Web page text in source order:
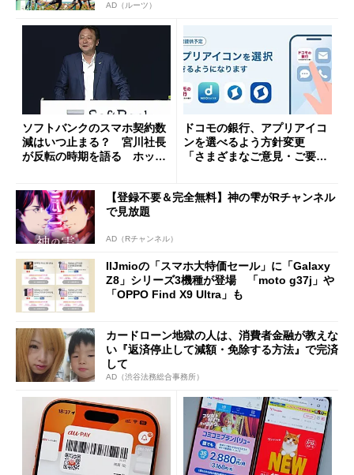
AD（ルーツ）
ソフトバンクのスマホ契約数
減はいつ止まる？ 宮川社長
が反転の時期を語る ホッピ
ドコモの銀行、アプリアイコ
ンを選べるよう方針変更
「さまざまなご意見・ご要望
【登録不要＆完全無料】神の雫がRチャンネル
で見放題
AD（Rチャンネル）
IIJmioの「スマホ大特価セール」に「Galaxy
Z8」シリーズ3機種が登場 「moto g37j」や
「OPPO Find X9 Ultra」も
カードローン地獄の人は、消費者金融が教えな
い『返済停止して減額・免除する方法』で完済
して
AD（渋谷法務総合事務所）